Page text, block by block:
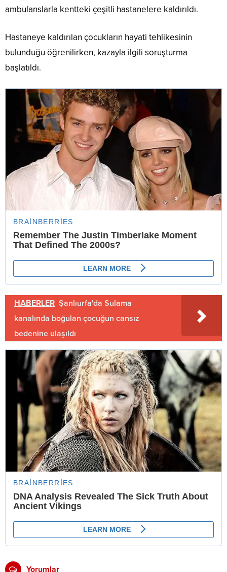
ambulanslarla kentteki çeşitli hastanelere kaldırıldı.
Hastaneye kaldırılan çocukların hayati tehlikesinin
bulunduğu öğrenilirken, kazayla ilgili soruşturma
başlatıldı.
HABERLER Şanlıurfa'da Sulama
kanalında boğulan çocuğun cansız
bedenine ulaşıldı
Yorumlar